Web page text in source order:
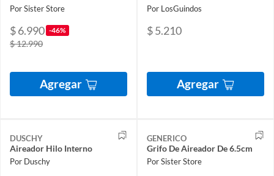
Por Sister Store
$ 6.990 -46%
$ 12.990
Agregar
Por LosGuindos
$ 5.210
Agregar
DUSCHY
Aireador Hilo Interno
Por Duschy
GENERICO
Grifo De Aireador De 6.5cm
Por Sister Store